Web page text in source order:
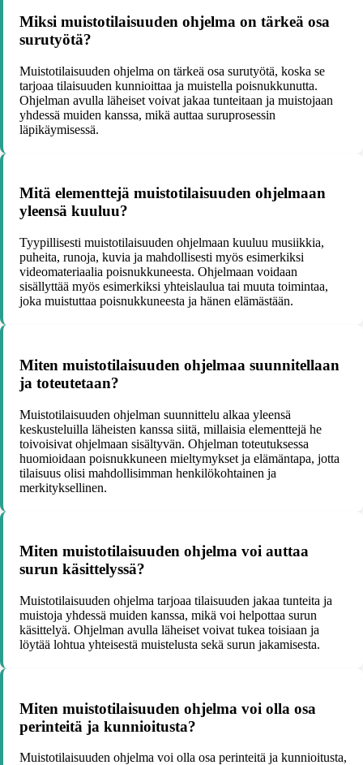
Miksi muistotilaisuuden ohjelma on tärkeä osa
surutyötä?
Muistotilaisuuden ohjelma on tärkeä osa surutyötä, koska se
tarjoaa tilaisuuden kunnioittaa ja muistella poisnukkunutta.
Ohjelman avulla läheiset voivat jakaa tunteitaan ja muistojaan
yhdessä muiden kanssa, mikä auttaa suruprosessin
läpikäymisessä.
Mitä elementtejä muistotilaisuuden ohjelmaan
yleensä kuuluu?
Tyypillisesti muistotilaisuuden ohjelmaan kuuluu musiikkia,
puheita, runoja, kuvia ja mahdollisesti myös esimerkiksi
videomateriaalia poisnukkuneesta. Ohjelmaan voidaan
sisällyttää myös esimerkiksi yhteislaulua tai muuta toimintaa,
joka muistuttaa poisnukkuneesta ja hänen elämästään.
Miten muistotilaisuuden ohjelmaa suunnitellaan
ja toteutetaan?
Muistotilaisuuden ohjelman suunnittelu alkaa yleensä
keskusteluilla läheisten kanssa siitä, millaisia elementtejä he
toivoisivat ohjelmaan sisältyvän. Ohjelman toteutuksessa
huomioidaan poisnukkuneen mieltymykset ja elämäntapa, jotta
tilaisuus olisi mahdollisimman henkilökohtainen ja
merkityksellinen.
Miten muistotilaisuuden ohjelma voi auttaa
surun käsittelyssä?
Muistotilaisuuden ohjelma tarjoaa tilaisuuden jakaa tunteita ja
muistoja yhdessä muiden kanssa, mikä voi helpottaa surun
käsittelyä. Ohjelman avulla läheiset voivat tukea toisiaan ja
löytää lohtua yhteisestä muistelusta sekä surun jakamisesta.
Miten muistotilaisuuden ohjelma voi olla osa
perinteitä ja kunnioitusta?
Muistotilaisuuden ohjelma voi olla osa perinteitä ja kunnioitusta,